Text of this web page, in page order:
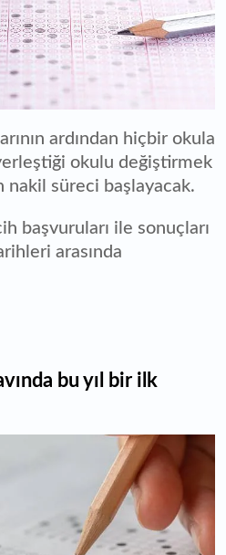
ardından hiçbir okula
okulu değiştirmek
süreci başlayacak.
başvuruları ile sonuçları
arasında
bu yıl bir ilk